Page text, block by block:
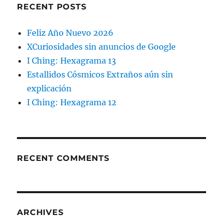
RECENT POSTS
Feliz Año Nuevo 2026
XCuriosidades sin anuncios de Google
I Ching: Hexagrama 13
Estallidos Cósmicos Extraños aún sin
explicación
I Ching: Hexagrama 12
RECENT COMMENTS
ARCHIVES